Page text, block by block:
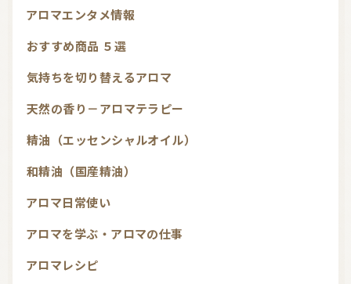
アロマエンタメ情報
おすすめ商品 ５選
気持ちを切り替えるアロマ
天然の香り－アロマテラピー
精油（エッセンシャルオイル）
和精油（国産精油）
アロマ日常使い
アロマを学ぶ・アロマの仕事
アロマレシピ